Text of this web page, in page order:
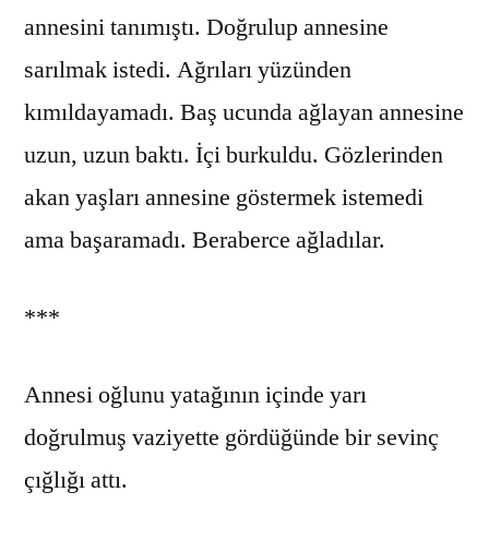
annesini tanımıştı. Doğrulup annesine
sarılmak istedi. Ağrıları yüzünden
kımıldayamadı. Baş ucunda ağlayan annesine
uzun, uzun baktı. İçi burkuldu. Gözlerinden
akan yaşları annesine göstermek istemedi
ama başaramadı. Beraberce ağladılar.
***
Annesi oğlunu yatağının içinde yarı
doğrulmuş vaziyette gördüğünde bir sevinç
çığlığı attı.